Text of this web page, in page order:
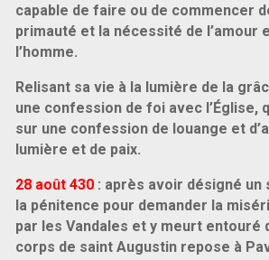
capable de faire ou de commencer
primauté et la nécessité de l’amour
l’homme.
Relisant sa vie à la lumière de la
une confession de foi avec l’Église,
sur une confession de louange et
lumière et de paix.
28 août 430: après avoir désigné un
la pénitence pour demander la
par les Vandales et y meurt
corps de saint Augustin repose à